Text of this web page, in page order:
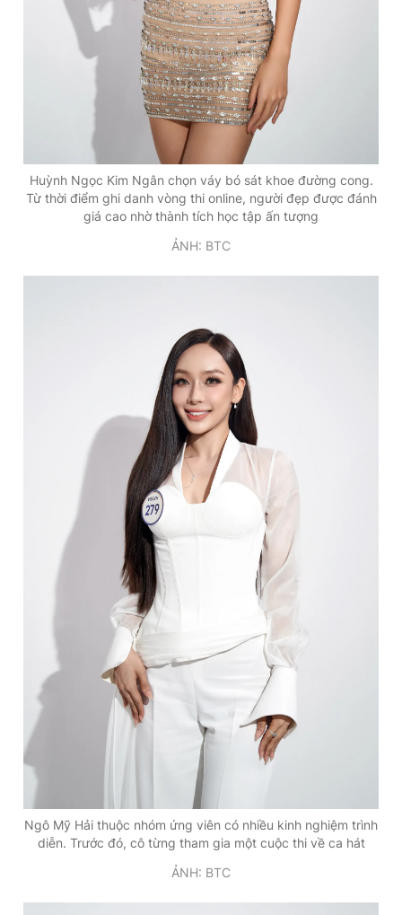
Huỳnh Ngọc Kim Ngân chọn váy bó sát khoe đường cong.
Từ thời điểm ghi danh vòng thi online, người đẹp được đánh
giá cao nhờ thành tích học tập ấn tượng
ẢNH: BTC
Ngô Mỹ Hải thuộc nhóm ứng viên có nhiều kinh nghiệm trình
diễn. Trước đó, cô từng tham gia một cuộc thi về ca hát
ẢNH: BTC